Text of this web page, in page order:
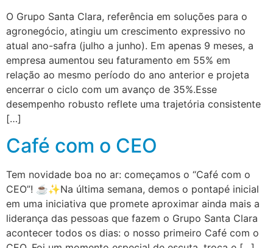
O Grupo Santa Clara, referência em soluções para o
agronegócio, atingiu um crescimento expressivo no
atual ano-safra (julho a junho). Em apenas 9 meses, a
empresa aumentou seu faturamento em 55% em
relação ao mesmo período do ano anterior e projeta
encerrar o ciclo com um avanço de 35%.Esse
desempenho robusto reflete uma trajetória consistente
[…]
Café com o CEO
Tem novidade boa no ar: começamos o “Café com o
CEO”! ☕✨Na última semana, demos o pontapé inicial
em uma iniciativa que promete aproximar ainda mais a
liderança das pessoas que fazem o Grupo Santa Clara
acontecer todos os dias: o nosso primeiro Café com o